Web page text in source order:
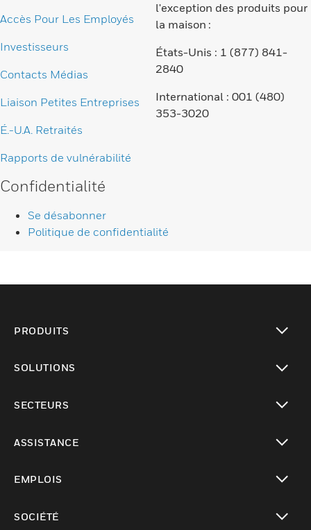
Accès Pour Les Employés
Investisseurs
Contacts Médias
Liaison Petites Entreprises
É.-U.A. Retraités
Rapports de vulnérabilité
l'exception des produits pour
la maison :
États-Unis : 1 (877) 841-
2840
International : 001 (480)
353-3020
Confidentialité
Se désabonner
Politique de confidentialité
PRODUITS
SOLUTIONS
SECTEURS
ASSISTANCE
EMPLOIS
SOCIÉTÉ